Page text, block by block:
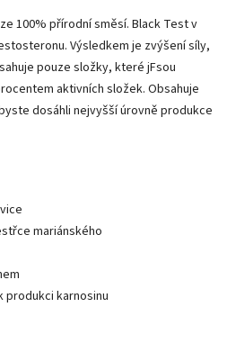
100% přírodní směsí. Black Test v
Výsledkem je zvýšení síly,
pouze složky, které jFsou
aktivních složek. Obsahuje
dosáhli nejvyšší úrovně produkce
mariánského
produkci karnosinu